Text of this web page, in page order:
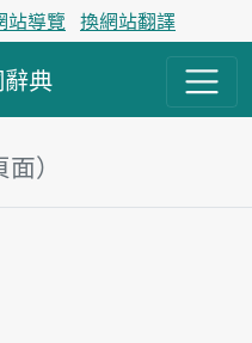
站導覽 換網站翻譯
辭典
）